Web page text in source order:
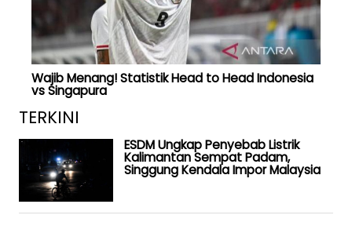
Wajib Menang! Statistik Head to Head Indonesia
vs Singapura
TERKINI
ESDM Ungkap Penyebab Listrik
Kalimantan Sempat Padam,
Singgung Kendala Impor Malaysia